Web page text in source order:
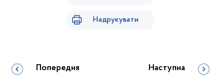
Надрукувати
Попередня Наступна